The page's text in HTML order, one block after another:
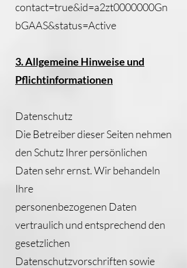
contact=true&id=a2zt0000000Gn
bGAAS&status=Active
3. Allgemeine Hinweise und
Pflichtinformationen
Datenschutz
Die Betreiber dieser Seiten nehmen
den Schutz Ihrer persönlichen
Daten sehr ernst. Wir behandeln
Ihre
personenbezogenen Daten
vertraulich und entsprechend den
gesetzlichen
Datenschutzvorschriften sowie